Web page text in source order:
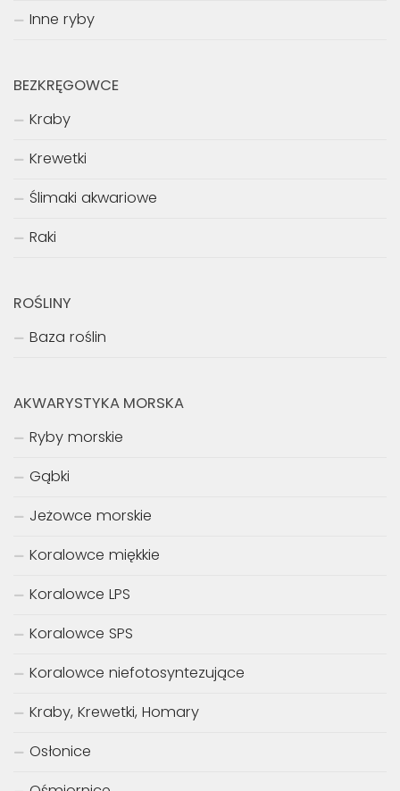
Inne ryby
BEZKRĘGOWCE
Kraby
Krewetki
Ślimaki akwariowe
Raki
ROŚLINY
Baza roślin
AKWARYSTYKA MORSKA
Ryby morskie
Gąbki
Jeżowce morskie
Koralowce miękkie
Koralowce LPS
Koralowce SPS
Koralowce niefotosyntezujące
Kraby, Krewetki, Homary
Osłonice